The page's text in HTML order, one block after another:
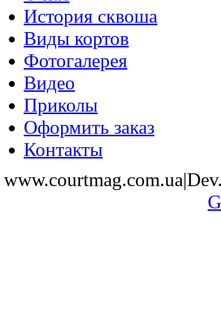
История сквоша
Виды кортов
Фотогалерея
Видео
Приколы
Оформить заказ
Контакты